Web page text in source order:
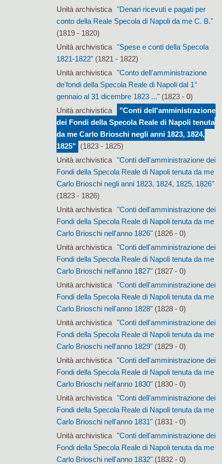
Unità archivistica
"Denari ricevuti e pagati per
conto della Reale Specola di Napoli da me C. B."
(1819 - 1820)
Unità archivistica
"Spese e conti della Specola
1821-1822" (1821 - 1822)
Unità archivistica
"Conto dell'amministrazione
de'fondi della Specola Reale di Napoli dal 1°
gennaio al 31 dicembre 1823 ..." (1823 - 0)
Unità archivistica
"Conti dell'amministrazione
dei Fondi della Specola Reale di Napoli tenuta
da me Carlo Brioschi negli anni 1823, 1824,
1825"
(1823 - 1825)
Unità archivistica
"Conti dell'amministrazione dei
Fondi della Specola Reale di Napoli tenuta da me
Carlo Brioschi negli anni 1823, 1824, 1825, 1826"
(1823 - 1826)
Unità archivistica
"Conti dell'amministrazione dei
Fondi della Specola Reale di Napoli tenuta da me
Carlo Brioschi nell'anno 1826" (1826 - 0)
Unità archivistica
"Conti dell'amministrazione dei
Fondi della Specola Reale di Napoli tenuta da me
Carlo Brioschi nell'anno 1827" (1827 - 0)
Unità archivistica
"Conti dell'amministrazione dei
Fondi della Specola Reale di Napoli tenuta da me
Carlo Brioschi nell'anno 1828" (1828 - 0)
Unità archivistica
"Conti dell'amministrazione dei
Fondi della Specola Reale di Napoli tenuta da me
Carlo Brioschi nell'anno 1829" (1829 - 0)
Unità archivistica
"Conti dell'amministrazione dei
Fondi della Specola Reale di Napoli tenuta da me
Carlo Brioschi nell'anno 1830" (1830 - 0)
Unità archivistica
"Conti dell'amministrazione dei
Fondi della Specola Reale di Napoli tenuta da me
Carlo Brioschi nell'anno 1831" (1831 - 0)
Unità archivistica
"Conti dell'amministrazione dei
Fondi della Specola Reale di Napoli tenuta da me
Carlo Brioschi nell'anno 1832" (1832 - 0)